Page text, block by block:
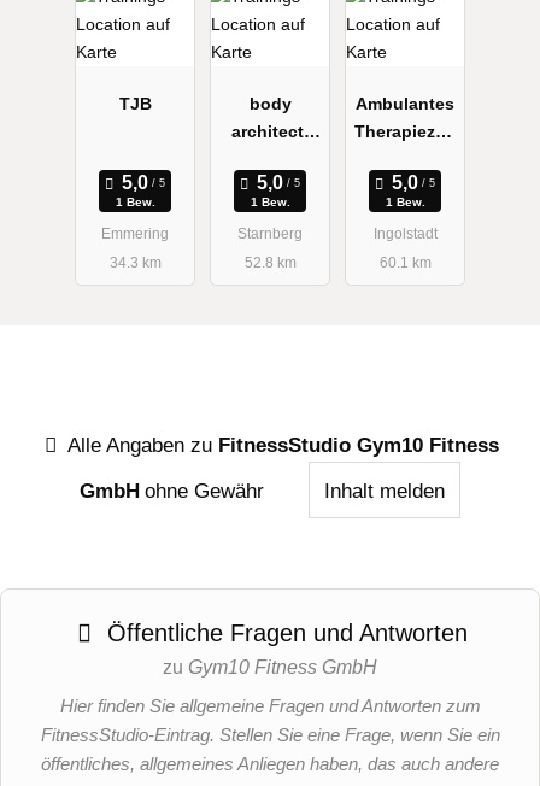
TJB
1 Bew.
Emmering
34.3 km
body
architect,
Andersen
1 Bew.
Starnberg
52.8 km
Ambulantes
Therapiezen
Synergie
1 Bew.
Ingolstadt
60.1 km
Alle Angaben zu FitnessStudio Gym10 Fitness
GmbH ohne Gewähr Inhalt melden
Öffentliche Fragen und Antworten
zu Gym10 Fitness GmbH
Hier finden Sie allgemeine Fragen und Antworten zum
FitnessStudio-Eintrag. Stellen Sie eine Frage, wenn Sie ein
öffentliches, allgemeines Anliegen haben, das auch andere